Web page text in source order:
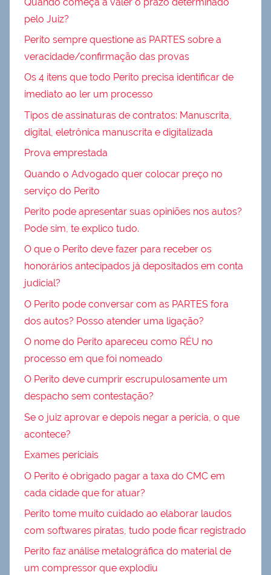
pelo Juiz?
Perito sempre questione as PARTES sobre a
veracidade/confirmação das provas
Os 4 itens que todo Perito precisa identificar de
imediato ao ler um processo
Tipos de assinaturas de contratos: Manuscrita,
digital, eletrônica manuscrita e digitalizada
Prova emprestada
Quando o Advogado quer colocar preço no
serviço do Perito
Perito pode apresentar suas opiniões nos autos?
Pode sim, te explico tudo.
O que o Perito deve fazer para receber os
honorários antecipados já depositados em conta
judicial?
O Perito pode conversar com as PARTES fora
dos autos? Posso atender uma ligação?
O nome do Perito apareceu como RÉU no
processo em que foi nomeado
O Perito deve cumprir escrupulosamente um
despacho sem contestação?
Se o juiz aprovar e depois negar a perícia, o que
acontece?
Exames periciais
O Perito é obrigado pagar a taxa do CMC em
cada cidade que for atuar?
Perito tome muito cuidado ao elaborar laudos
com softwares piratas, tudo pode ficar registrado
Perito faz análise metalográfica do material de
um compressor que explodiu